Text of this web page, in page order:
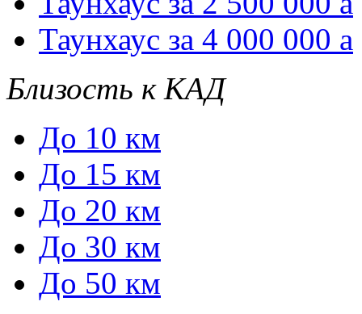
Таунхаус за 4 000 000 a
Близость к КАД
До 10 км
До 15 км
До 20 км
До 30 км
До 50 км